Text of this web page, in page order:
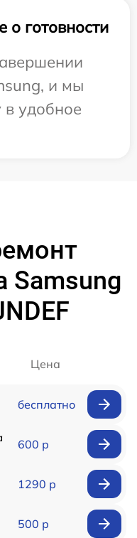
готовности
и мы
в удобное
Samsung
Цена
бесплатно
600 р
1290 р
500 р